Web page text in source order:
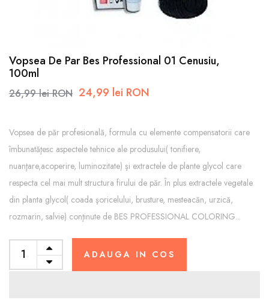
Vopsea De Par Bes Professional 01 Cenusiu,
100ml
26,99 lei RON 24,99 lei RON
Vopsea de păr profesională, formula cu elemente compensatorii care
îmbunatăţesc aspectele tehnice ale produsului( tonifiere,
nuanţare,acoperire, luminozitate) şi extractele de plante glycol care
respecta cel mai mult structura firului de păr. În plus extractele vegetale
din planta glycol( coada şoricelului, brusture, mesteacăn, urzică,
rozmarin, salvie) conţinute de BES PROFESSIONAL COLORING...
ADAUGA IN COS